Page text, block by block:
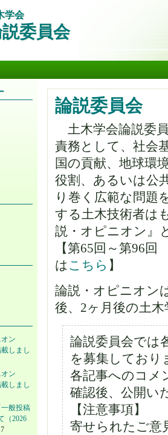
ツ
動
学会
委員会
ン
載しまし
ン
載しまし
般投稿
（2026
論説委員会
土木学会論説委
責務として、社会
国の貢献、地球環
役割、あるいは公
り巻く広範な問題
する土木技術者は
説・オピニオン』
【第65回～第96
は こちら 】
論説・オピニオン
後、2ヶ月後の土
論説委員会では
を募集しており
各記事へのコメ
確認後、公開い
【注意事項】
寄せられたご意